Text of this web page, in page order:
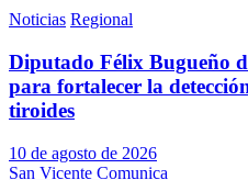
Noticias Regional
Diputado Félix Bugueño
para fortalecer la
tiroides
10 de agosto de 2026
San Vicente Comunica